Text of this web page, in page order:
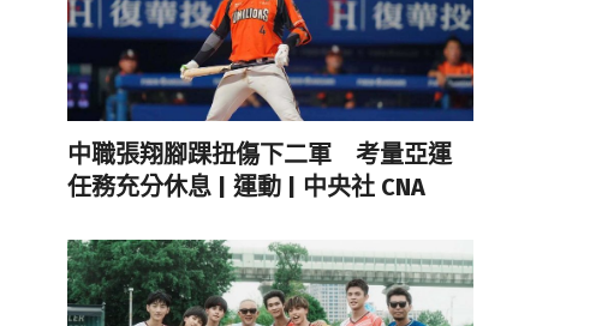
中職張翔腳踝扭傷下二軍 考量亞運
任務充分休息 | 運動 | 中央社 CNA